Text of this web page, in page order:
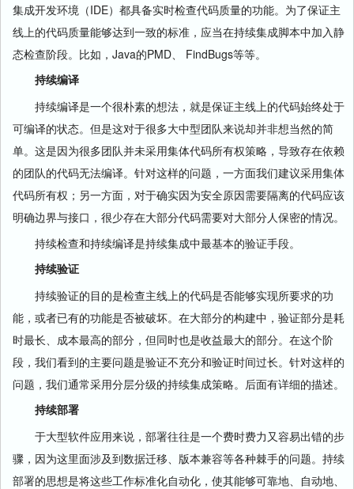
集成开发环境（IDE）都具备实时检查代码质量的功能。为了保证主
线上的代码质量能够达到一致的标准，应当在持续集成脚本中加入静
态检查阶段。比如，Java的PMD、 FindBugs等等。
持续编译
持续编译是一个很朴素的想法，就是保证主线上的代码始终处于
可编译的状态。但是这对于很多大中型团队来说却并非想当然的简
单。这是因为很多团队并未采用集体代码所有权策略，导致存在依赖
的团队的代码无法编译。针对这样的问题，一方面我们建议采用集体
代码所有权；另一方面，对于确实因为安全原因需要隔离的代码应该
明确边界与接口，很少存在大部分代码需要对大部分人保密的情况。
持续检查和持续编译是持续集成中最基本的验证手段。
持续验证
持续验证的目的是检查主线上的代码是否能够实现所要求的功
能，或者已有的功能是否被破坏。在大部分的构建中，验证部分是耗
时最长、成本最高的部分，但同时也是收益最大的部分。在这个阶
段，我们看到的主要问题是验证不充分和验证时间过长。针对这样的
问题，我们通常采用分层分级的持续集成策略。后面有详细的描述。
持续部署
于大型软件应用来说，部署往往是一个费时费力又容易出错的步
骤，因为这里面涉及到数据迁移、版本兼容等各种棘手的问题。持续
部署的思想是将这些工作标准化自动化，使其能够可靠地、自动地、